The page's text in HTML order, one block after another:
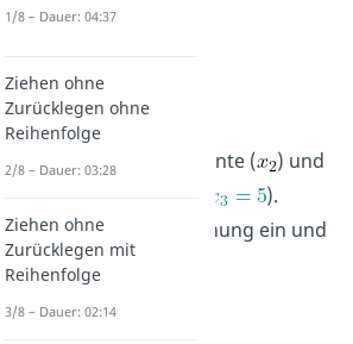
In ihr steht eine unbekannte (
) und
).
Setze also
in die Gleichung ein und
löse nach
auf!
1/8 – Dauer: 04:37
Ziehen ohne
Zurücklegen ohne
Reihenfolge
2/8 – Dauer: 03:28
Ziehen ohne
Zurücklegen mit
Reihenfolge
3/8 – Dauer: 02:14